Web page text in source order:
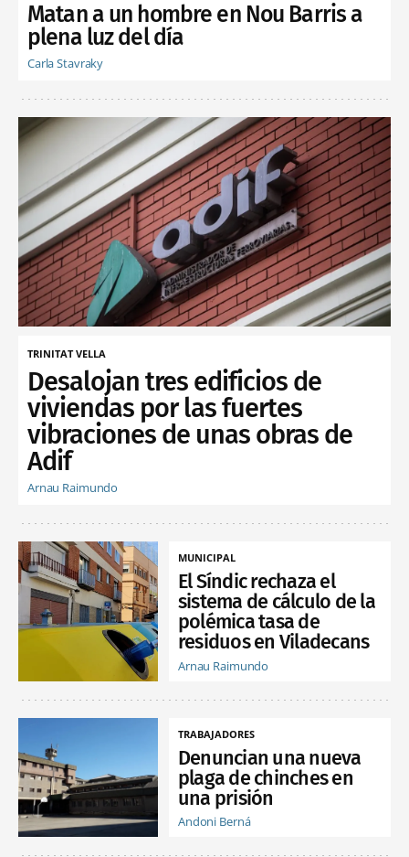
Matan a un hombre en Nou Barris a
plena luz del día
Carla Stavraky
TRINITAT VELLA
Desalojan tres edificios de
viviendas por las fuertes
vibraciones de unas obras de
Adif
Arnau Raimundo
MUNICIPAL
El Síndic rechaza el
sistema de cálculo de la
polémica tasa de
residuos en Viladecans
Arnau Raimundo
TRABAJADORES
Denuncian una nueva
plaga de chinches en
una prisión
Andoni Berná